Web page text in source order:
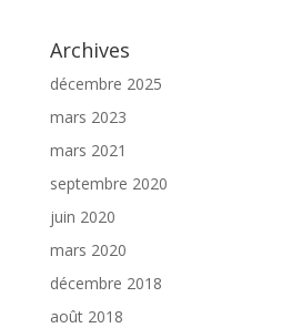
Archives
décembre 2025
mars 2023
mars 2021
septembre 2020
juin 2020
mars 2020
décembre 2018
août 2018